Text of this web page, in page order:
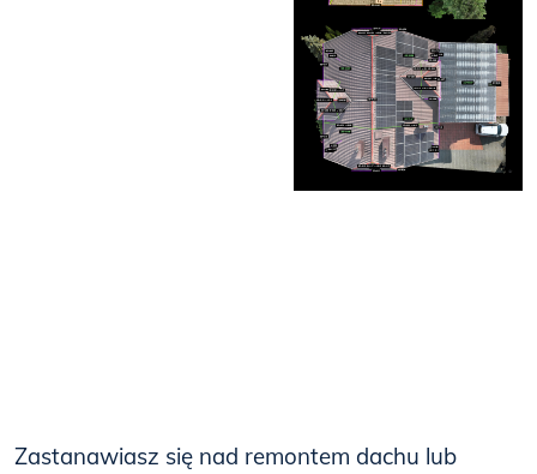
Zastanawiasz się nad remontem dachu lub